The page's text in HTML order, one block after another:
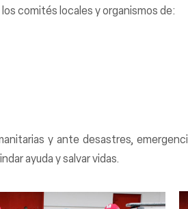
comités locales y organismos de:
y ante desastres,
ayuda y salvar vidas.